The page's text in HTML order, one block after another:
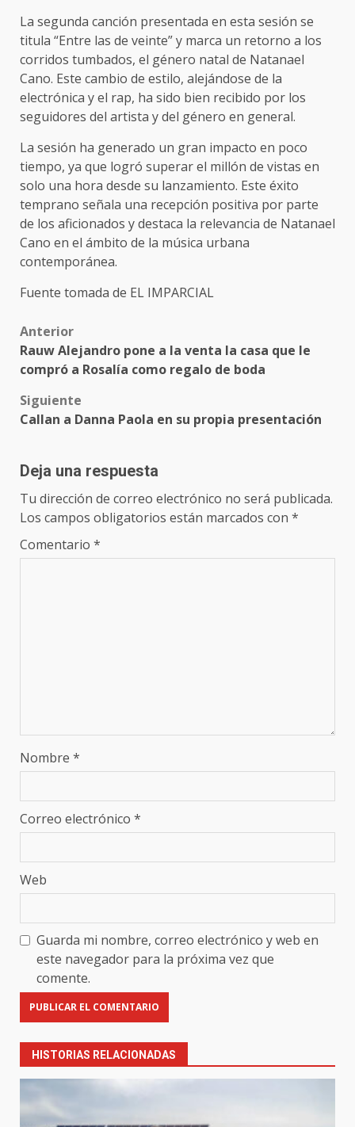
La segunda canción presentada en esta sesión se
titula “Entre las de veinte” y marca un retorno a los
corridos tumbados, el género natal de Natanael
Cano. Este cambio de estilo, alejándose de la
electrónica y el rap, ha sido bien recibido por los
seguidores del artista y del género en general.
La sesión ha generado un gran impacto en poco
tiempo, ya que logró superar el millón de vistas en
solo una hora desde su lanzamiento. Este éxito
temprano señala una recepción positiva por parte
de los aficionados y destaca la relevancia de Natanael
Cano en el ámbito de la música urbana
contemporánea.
Fuente tomada de EL IMPARCIAL
Post
navigation
Anterior
Rauw Alejandro pone a la venta la casa que le
compró a Rosalía como regalo de boda
Siguiente
Callan a Danna Paola en su propia presentación
Deja una respuesta
Tu dirección de correo electrónico no será publicada.
Los campos obligatorios están marcados con *
Comentario *
Nombre *
Correo electrónico *
Web
Guarda mi nombre, correo electrónico y web en
este navegador para la próxima vez que
comente.
HISTORIAS RELACIONADAS